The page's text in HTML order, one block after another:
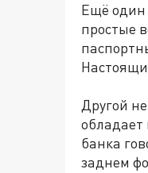
Ещё один
простые
Другой
обладает
банка
заднем